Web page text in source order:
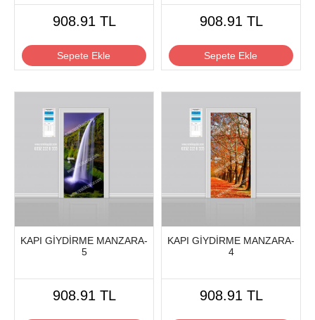
908.91 TL
Sepete Ekle
908.91 TL
Sepete Ekle
KAPI GİYDİRME MANZARA-
5
908.91 TL
KAPI GİYDİRME MANZARA-
4
908.91 TL